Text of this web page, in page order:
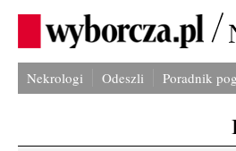
Nekrologi Odeszli Poradnik